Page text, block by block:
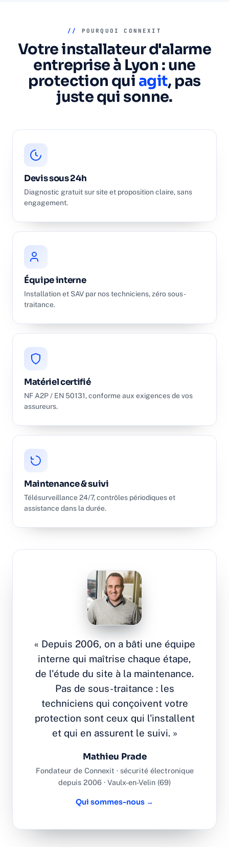
// POURQUOI CONNEXIT
Votre installateur d'alarme
entreprise à Lyon : une
protection qui agit, pas
juste qui sonne.
Devis sous 24h
Diagnostic gratuit sur site et proposition claire, sans
engagement.
Équipe interne
Installation et SAV par nos techniciens, zéro sous-
traitance.
Matériel certifié
NF A2P / EN 50131, conforme aux exigences de vos
assureurs.
Maintenance & suivi
Télésurveillance 24/7, contrôles périodiques et
assistance dans la durée.
« Depuis 2006, on a bâti une équipe
interne qui maîtrise chaque étape,
de l'étude du site à la maintenance.
Pas de sous-traitance : les
techniciens qui conçoivent votre
protection sont ceux qui l'installent
et qui en assurent le suivi. »
Mathieu Prade
Fondateur de Connexit · sécurité électronique
depuis 2006 · Vaulx-en-Velin (69)
Qui sommes-nous →